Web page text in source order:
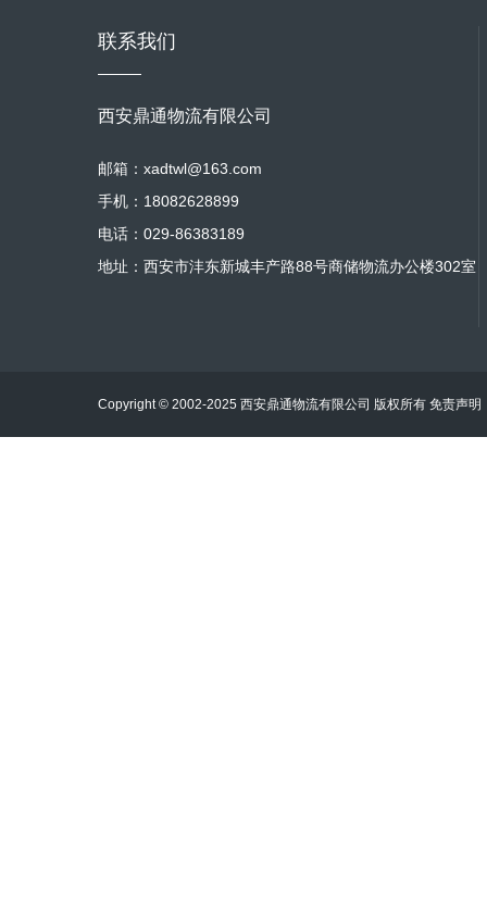
联系我们
西安鼎通物流有限公司
邮箱：xadtwl@163.com
手机：18082628899
电话：029-86383189
地址：西安市沣东新城丰产路88号商储物流办公楼302室
Copyright © 2002-2025 西安鼎通物流有限公司 版权所有 免责声